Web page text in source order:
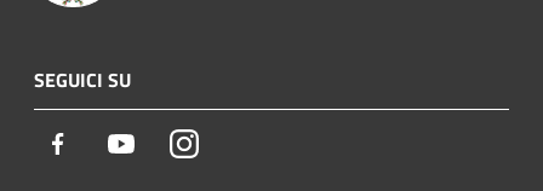
SEGUICI SU
Facebook YoutubeInstagram